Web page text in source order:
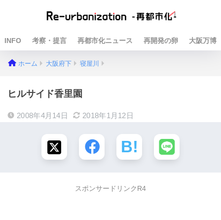
INFO 考察・提言 再都市化ニュース 再開発の卵 大阪万博
ホーム 大阪府下 寝屋川
ヒルサイド香里園
2008年4月14日 2018年1月12日
スポンサードリンクR4